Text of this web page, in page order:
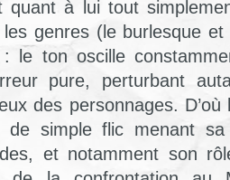
quant à lui tout
genres (le burlesque et
le ton oscille
pure, perturbant
des personnages.
de simple flic menant
et notamment son